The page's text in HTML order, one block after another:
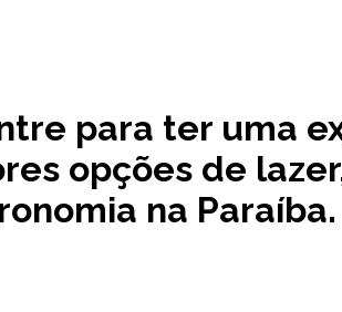
para ter uma
opções de
na Paraíba.